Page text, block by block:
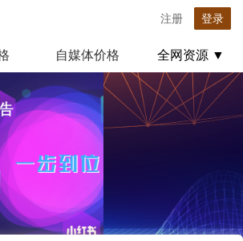
注册 登录
自媒体价格 全网资源 ▼